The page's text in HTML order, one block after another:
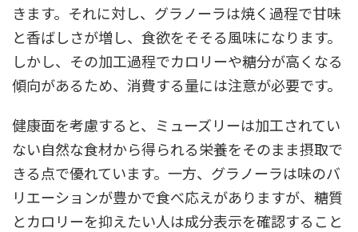
きます。それに対し、グラノーラは焼く過程で甘味
と香ばしさが増し、食欲をそそる風味になります。
しかし、その加工過程でカロリーや糖分が高くなる
傾向があるため、消費する量には注意が必要です。
健康面を考慮すると、ミューズリーは加工されてい
ない自然な食材から得られる栄養をそのまま摂取で
きる点で優れています。一方、グラノーラは味のバ
リエーションが豊かで食べ応えがありますが、糖質
とカロリーを抑えたい人は成分表示を確認すること